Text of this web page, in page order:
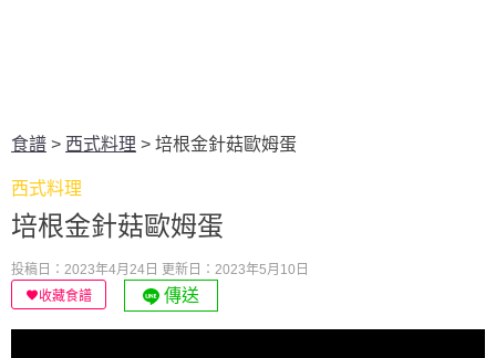
食譜 > 西式料理 > 培根金針菇歐姆蛋
西式料理
培根金針菇歐姆蛋
投稿日：2023年4月24日 更新日：2023年5月10日
收藏食譜
傳送